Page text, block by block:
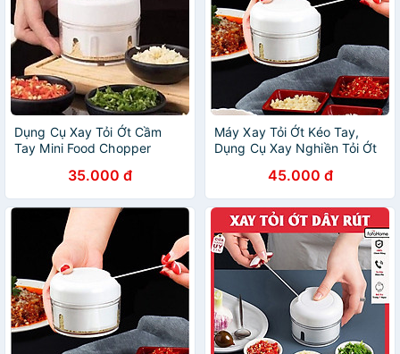
Dụng Cụ Xay Tỏi Ớt Cầm
Tay Mini Food Chopper
35.000 đ
Máy Xay Tỏi Ớt Kéo Tay,
Dụng Cụ Xay Nghiền Tỏi Ớt
45.000 đ